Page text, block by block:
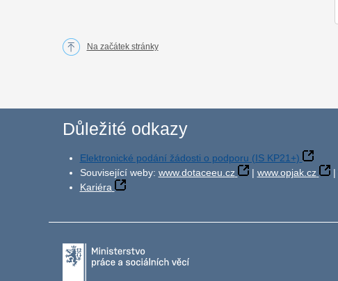
Na začátek stránky
Důležité odkazy
Elektronické podání žádosti o podporu (IS KP21+)
Související weby: www.dotaceeu.cz | www.opjak.cz |
Kariéra